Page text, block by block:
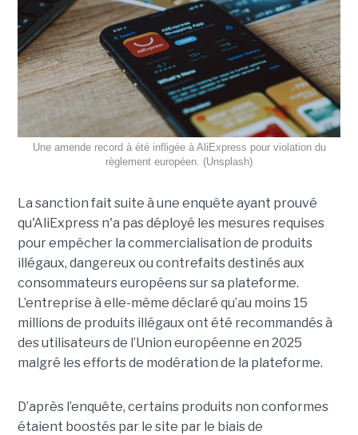
Une amende record à été infligée à AliExpress pour violation du
règlement européen. (Unsplash)
La sanction fait suite à une enquête ayant prouvé
qu'AliExpress n'a pas déployé les mesures requises
pour empêcher la commercialisation de produits
illégaux, dangereux ou contrefaits destinés aux
consommateurs européens sur sa plateforme.
L’entreprise à elle-même déclaré qu’au moins 15
millions de produits illégaux ont été recommandés à
des utilisateurs de l’Union européenne en 2025
malgré les efforts de modération de la plateforme.
D’après l’enquête, certains produits non conformes
étaient boostés par le site par le biais de